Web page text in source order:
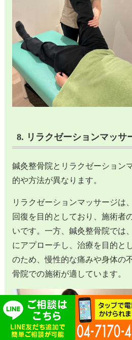
8. リラクゼーションマッサ
鍼灸整骨院とリラクゼーション
的や方法が異なります。
リラクゼーションマッサージは
回復を目的としており、施術者
いです。一方、鍼灸整骨院では
にアプローチし、治療を目的と
のため、慢性的な痛みや身体の
骨院での施術が適しています。